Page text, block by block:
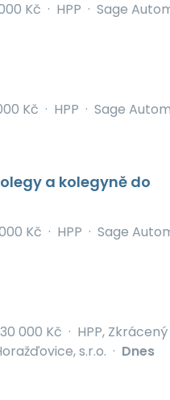
Kč · HPP · Sage
Kč · HPP · Sage
a kolegyně do
Kč · HPP · Sage
000 Kč · HPP, Zkrácený
s.r.o. · Dnes